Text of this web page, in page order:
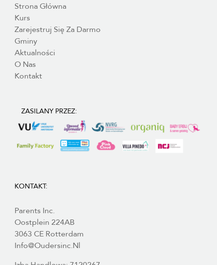
Strona Główna
Kurs
Zarejestruj Się Za Darmo
Gminy
Aktualności
O Nas
Kontakt
ZASILANY PRZEZ:
KONTAKT:
Parents Inc.
Oostplein 224AB
3063 CE Rotterdam
Info@oudersinc.nl